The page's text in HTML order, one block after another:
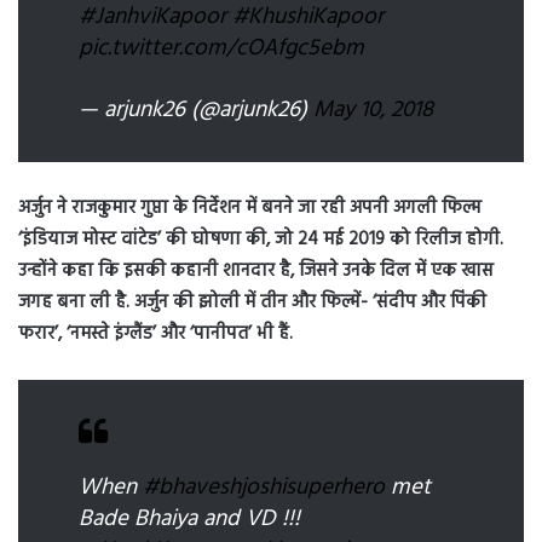
#JanhviKapoor #KhushiKapoor
pic.twitter.com/cOAfgc5ebm
— arjunk26 (@arjunk26)May 10, 2018
अर्जुन ने राजकुमार गुप्ता के निर्देशन में बनने जा रही अपनी अगली फिल्म
‘इंडियाज मोस्ट वांटेड’ की घोषणा की, जो 24 मई 2019 को रिलीज होगी.
उन्होंने कहा कि इसकी कहानी शानदार है, जिसने उनके दिल में एक खास
जगह बना ली है. अर्जुन की झोली में तीन और फिल्में- ‘संदीप और पिंकी
फरार’, ‘नमस्ते इंग्लैंड’ और ‘पानीपत’ भी हैं.
When #bhaveshjoshisuperhero met
Bade Bhaiya and VD !!!